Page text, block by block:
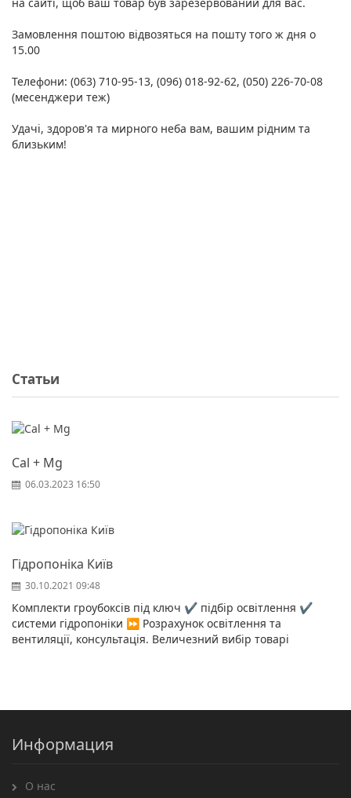
Замовлення поштою відвозяться на пошту того ж дня о
15.00
Телефони: (063) 710-95-13, (096) 018-92-62, (050) 226-70-08
(месенджери теж)
Удачі, здоров'я та мирного неба вам, вашим рідним та
близьким!
Статьи
Cal + Mg
06.03.2023 16:50
Гідропоніка Київ
30.10.2021 09:48
Комплекти гроубоксів під ключ ✔️ підбір освітлення ✔️
системи гідропоніки ⏩ Розрахунок освітлення та
вентиляції, консультація. Величезний вибір товарі
Информация
О нас